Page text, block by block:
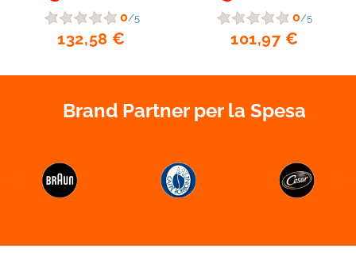
0/5
132,58 €
0/5
101,97 €
Brand Partner per la Spesa